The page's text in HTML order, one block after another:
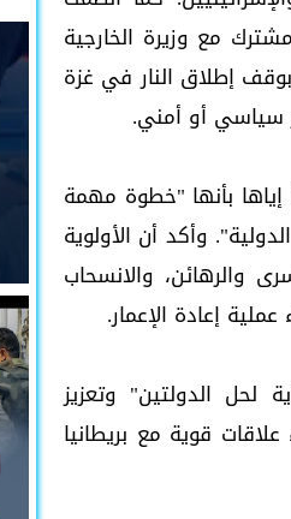
مع وزيرة الخارجية
إطلاق النار في غزة
سياسي أو أمني.
بأنها "خطوة مهمة
وأكد أن الأولوية
والرهائن، والانسحاب
إعادة الإعمار.
لحل الدولتين" وتعزيز
قوية مع بريطانيا